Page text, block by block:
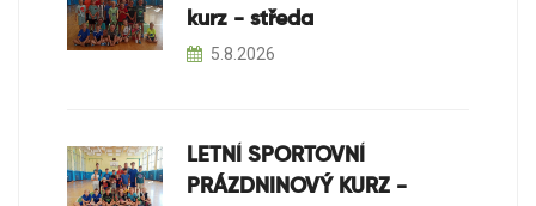
kurz - středa
5.8.2026
LETNÍ SPORTOVNÍ
PRÁZDNINOVÝ KURZ -